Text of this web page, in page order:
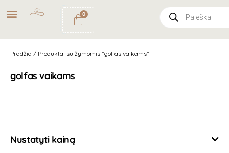
NEMOKAMAS
PRISTATYMAS
PAŠTOMATU
UŽSAKYMAMS NUO
0
Pradžia / Produktai su žymomis “golfas vaikams”
golfas vaikams
Nustatyti kainą